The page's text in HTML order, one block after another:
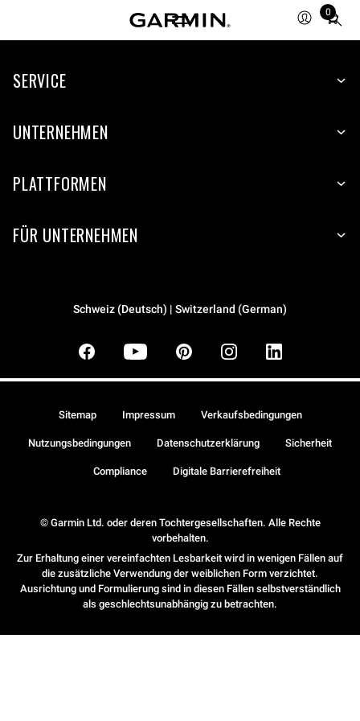
0
Total
items
cart:
SERVICE
UNTERNEHMEN
PLATTFORMEN
FÜR UNTERNEHMEN
Schweiz (Deutsch) | Switzerland (German)
© Garmin Ltd. oder deren Tochtergesellschaften. Alle Rechte
vorbehalten.
Zur Erhaltung einer vereinfachten Lesbarkeit wird in wenigen Fällen auf
die zusätzliche Verwendung der weiblichen Form verzichtet.
Ausrichtung und Formulierung sind in diesen Fällen selbstverständlich
als geschlechtsunabhängig zu betrachten.
Sitemap Impressum Verkaufsbedingungen
Nutzungsbedingungen Datenschutzerklärung Sicherheit
Compliance Digitale Barrierefreiheit